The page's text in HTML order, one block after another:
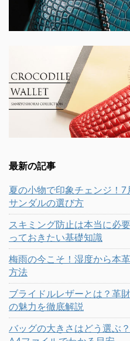
最新の記事
夏の小物で印象チェンジ！7
サンダルの選び方
スキミング防止は本当に必
っておきたい基礎知識
梅雨の今こそ！湿度から本
方法
ブライドルレザーとは？革
の魅力を徹底解説
バッグの大きさはどう選ぶ